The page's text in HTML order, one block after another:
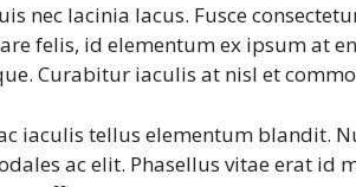
nec lacinia lacus. Fusce
felis, id elementum ex ipsum at
Curabitur iaculis at nisl et
iaculis tellus elementum blandit.
ac elit. Phasellus vitae erat id